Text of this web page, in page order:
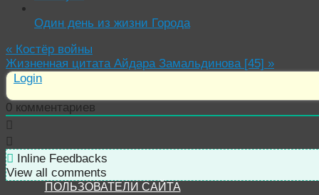
Один день из жизни Города
« Костёр войны
Жизненная цитата Айдара Замальдинова [45] »
Login
0 комментариев
Inline Feedbacks
View all comments
ПОЛЬЗОВАТЕЛИ САЙТА